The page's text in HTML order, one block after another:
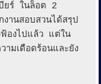
ยร์ ในล็อต 2
านสอบสวนได้สรุป
ฟ้องไปแล้ว แต่ใน
ามเดือดร้อนและยัง